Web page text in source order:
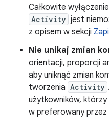
Całkowite
Activity jest
z opisem w sekcji
Nie unikaj zmian
orientacji, proporcji
aby uniknąć zmian
tworzenia Activity
użytkowników,
w preferowany przez